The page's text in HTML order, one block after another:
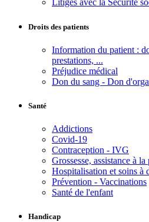
Litiges avec la Sécurité
Droits des patients
Information du patient :
prestations, ...
Préjudice médical
Don du sang - Don
Santé
Addictions
Covid-19
Contraception - IVG
Grossesse, assistance à
Hospitalisation et soins à
Prévention - Vaccinations
Santé de l'enfant
Handicap